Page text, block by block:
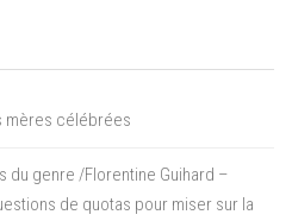
mères célébrées
genre /Florentine Guihard –
de quotas pour miser sur la